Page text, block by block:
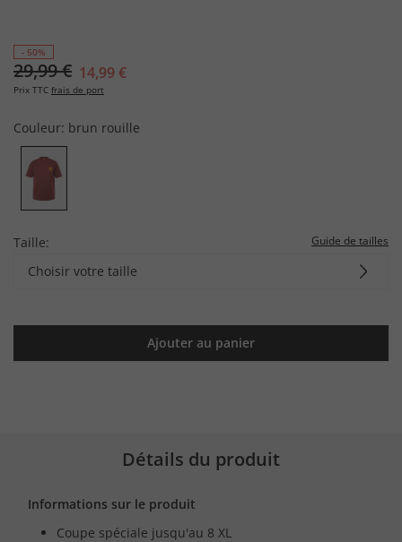
- 50%
29,99 € 14,99 €
Prix TTC frais de port
Couleur: brun rouille
Taille: Guide de tailles
Choisir votre taille
Ajouter au panier
Détails du produit
Informations sur le produit
Coupe spéciale jusqu'au 8 XL